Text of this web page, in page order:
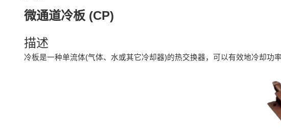
微通道冷板 (CP)
描述
冷板是一种单流体(气体、水或其它冷却器)的热交换器，可以有效地冷却功